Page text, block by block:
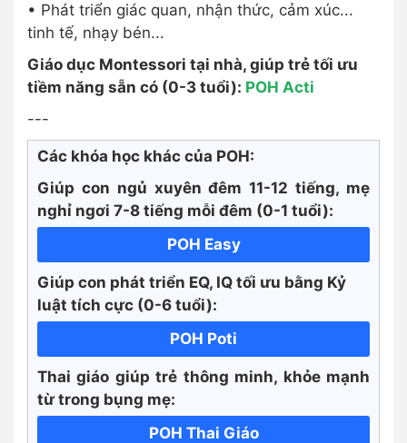
• Phát triển giác quan, nhận thức, cảm xúc...
tinh tế, nhạy bén...
Giáo dục Montessori tại nhà, giúp trẻ tối ưu
tiềm năng sẵn có (0-3 tuổi): POH Acti
---
Các khóa học khác của POH:
Giúp con ngủ xuyên đêm 11-12 tiếng, mẹ
nghỉ ngơi 7-8 tiếng mỗi đêm (0-1 tuổi):
POH Easy
Giúp con phát triển EQ, IQ tối ưu bằng Kỷ
luật tích cực (0-6 tuổi):
POH Poti
Thai giáo giúp trẻ thông minh, khỏe mạnh
từ trong bụng mẹ:
POH Thai Giáo